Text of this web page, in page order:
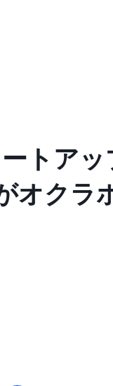
州で自
トアッ
オクラ
産準備